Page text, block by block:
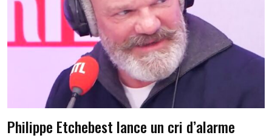
Philippe Etchebest lance un cri d’alarme